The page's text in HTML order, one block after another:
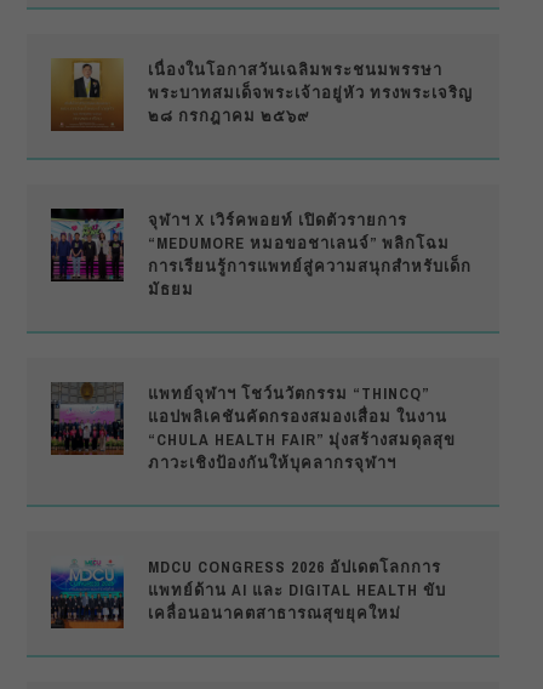
เนื่องในโอกาสวันเฉลิมพระชนมพรรษา
พระบาทสมเด็จพระเจ้าอยู่หัว ทรงพระเจริญ
๒๘ กรกฎาคม ๒๕๖๙
จุฬาฯ X เวิร์คพอยท์ เปิดตัวรายการ
“MEDUMORE หมอขอชาเลนจ์” พลิกโฉม
การเรียนรู้การแพทย์สู่ความสนุกสำหรับเด็ก
มัธยม
แพทย์จุฬาฯ โชว์นวัตกรรม “THINCQ”
แอปพลิเคชันคัดกรองสมองเสื่อม ในงาน
“CHULA HEALTH FAIR” มุ่งสร้างสมดุลสุข
ภาวะเชิงป้องกันให้บุคลากรจุฬาฯ
MDCU CONGRESS 2026 อัปเดตโลกการ
แพทย์ด้าน AI และ DIGITAL HEALTH ขับ
เคลื่อนอนาคตสาธารณสุขยุคใหม่